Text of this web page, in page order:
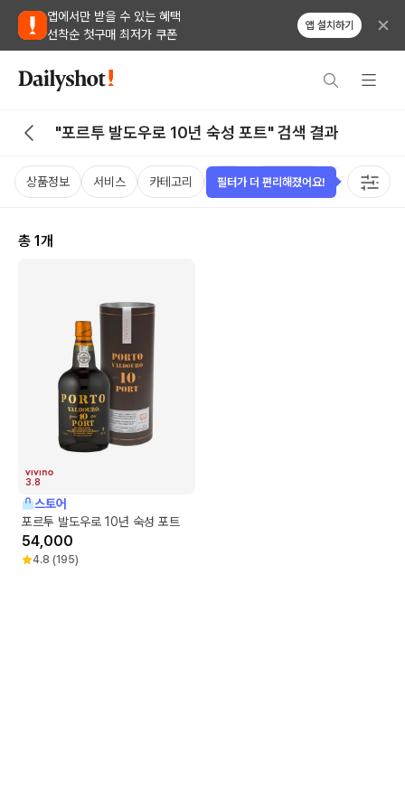
앱에서만 받을 수 있는 혜택
선착순 첫구매 최저가 쿠폰
앱 설치하기
"포르투 발도우로 10년 숙성 포트" 검색 결과
상품정보 서비스 카테고리 가격 비비노점수 국가 용량
총 1개
3.8
스토어
포르투 발도우로 10년 숙성 포트
54,000
4.8 (195)
필터가 더 편리해졌어요!